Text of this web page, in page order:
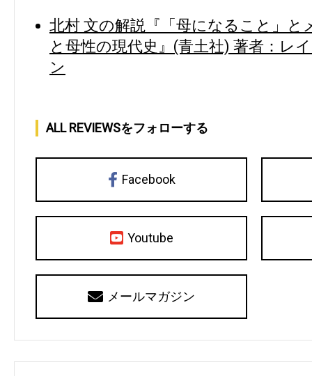
北村 文の解説『「母になること」と
と母性の現代史』(青土社) 著者：レ
ン
ALL REVIEWSをフォローする
Facebook
Youtube
メールマガジン